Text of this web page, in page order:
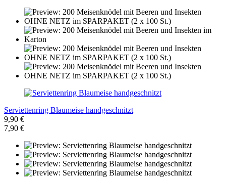
Serviettenring Blaumeise handgeschnitzt
9,90 €
7,90 €